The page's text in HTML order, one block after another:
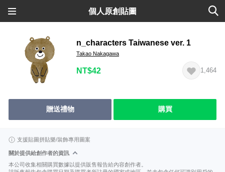
個人原創貼圖
n_characters Taiwanese ver. 1
Takao Nakagawa
NT$42 1,464
贈送禮物 購買
支援貼圖拼貼樂/裝飾專用圖案
關於提供給創作者的資訊
本公司收集相關購買數據以提供販售報告給內容創作者。